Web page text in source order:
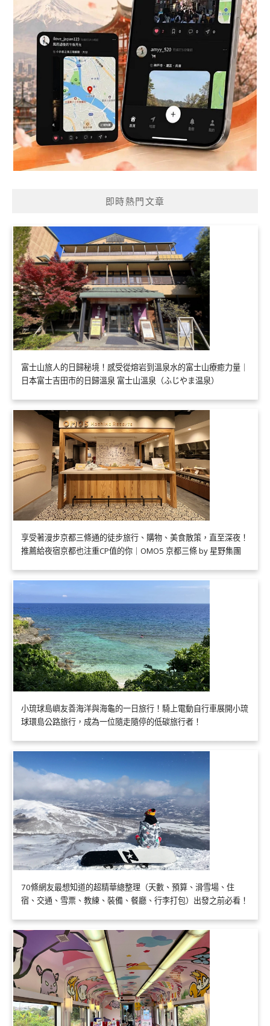
即時熱門文章
富士山旅人的日歸秘境！感受從熔岩到溫泉水的富士山療癒力量｜
日本富士吉田市的日歸溫泉 富士山溫泉（ふじやま温泉）
享受著漫步京都三條通的徒步旅行、購物、美食散策，直至深夜！
推薦給夜宿京都也注重CP值的你｜OMO5 京都三條 by 星野集團
小琉球島嶼友善海洋與海龜的一日旅行！騎上電動自行車展開小琉
球環島公路旅行，成為一位隨走隨停的低碳旅行者！
70條網友最想知道的超精華總整理（天數、預算、滑雪場、住
宿、交通、雪票、教練、裝備、餐廳、行李打包）出發之前必看！